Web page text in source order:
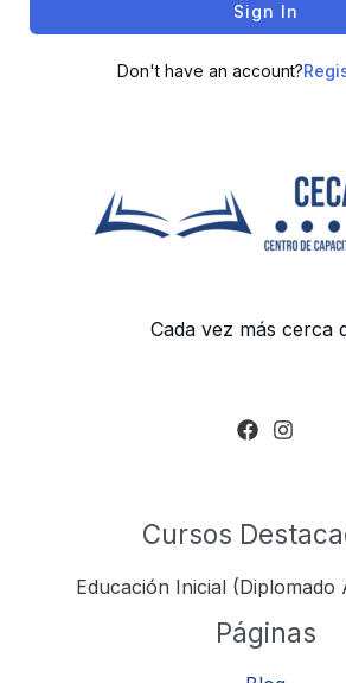
Sign In
Don't have an account?
Cada vez más cerca
Cursos
Educación Inicial (Diplomado
Páginas